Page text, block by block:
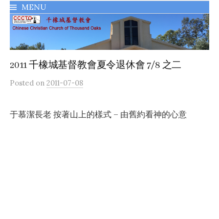
MENU
2011 千橡城基督教會夏令退休會 7/8 之二
Posted on 2011-07-08
于慕潔長老 按著山上的樣式 – 由舊約看神的心意